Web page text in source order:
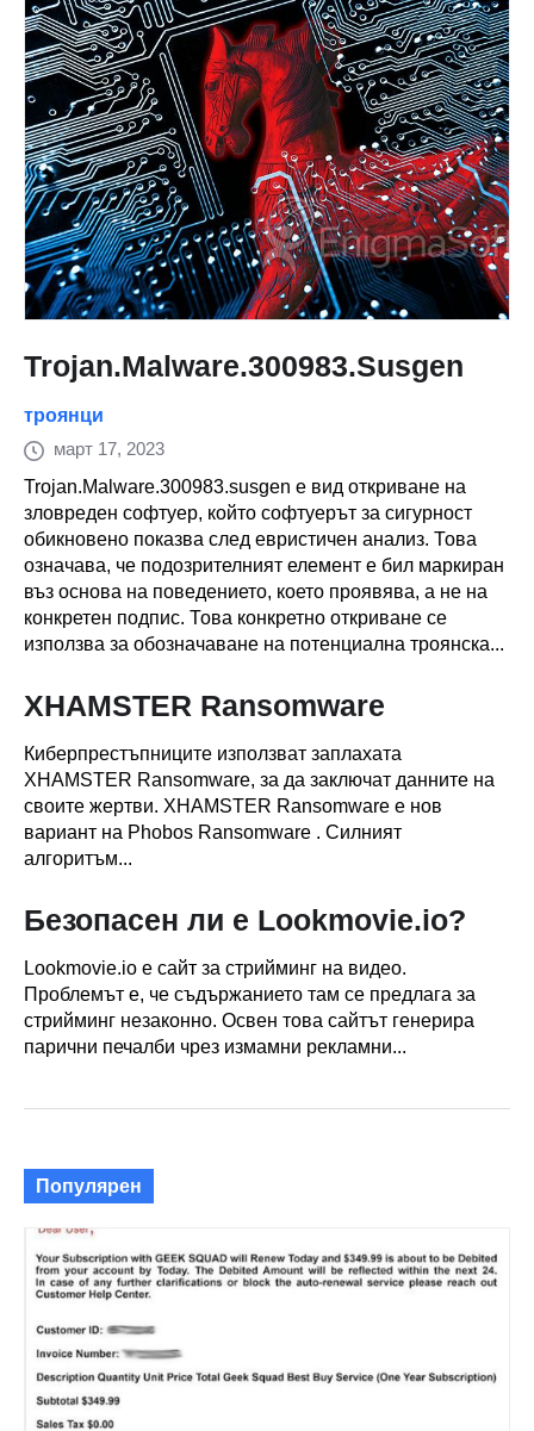
Trojan.Malware.300983.Susgen
троянци
март 17, 2023
Trojan.Malware.300983.susgen е вид откриване на
зловреден софтуер, който софтуерът за сигурност
обикновено показва след евристичен анализ. Това
означава, че подозрителният елемент е бил маркиран
въз основа на поведението, което проявява, а не на
конкретен подпис. Това конкретно откриване се
използва за обозначаване на потенциална троянска...
XHAMSTER Ransomware
Киберпрестъпниците използват заплахата
XHAMSTER Ransomware, за да заключат данните на
своите жертви. XHAMSTER Ransomware е нов
вариант на Phobos Ransomware . Силният
алгоритъм...
Безопасен ли е Lookmovie.io?
Lookmovie.io е сайт за стрийминг на видео.
Проблемът е, че съдържанието там се предлага за
стрийминг незаконно. Освен това сайтът генерира
парични печалби чрез измамни рекламни...
Популярен